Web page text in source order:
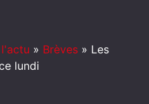
» Brèves » Les
lundi